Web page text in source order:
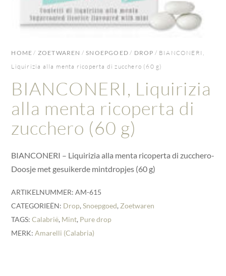
HOME / ZOETWAREN /SNOEPGOED / DROP / BIANCONERI,
Liquirizia alla menta ricoperta di zucchero (60 g)
BIANCONERI, Liquirizia
alla menta ricoperta di
zucchero (60 g)
BIANCONERI – Liquirizia alla menta ricoperta di zucchero-
Doosje met gesuikerde mintdropjes (60 g)
ARTIKELNUMMER:AM-615
CATEGORIEËN: Drop,Snoepgoed, Zoetwaren
TAGS:Calabrië, Mint, Pure drop
MERK:Amarelli (Calabria)